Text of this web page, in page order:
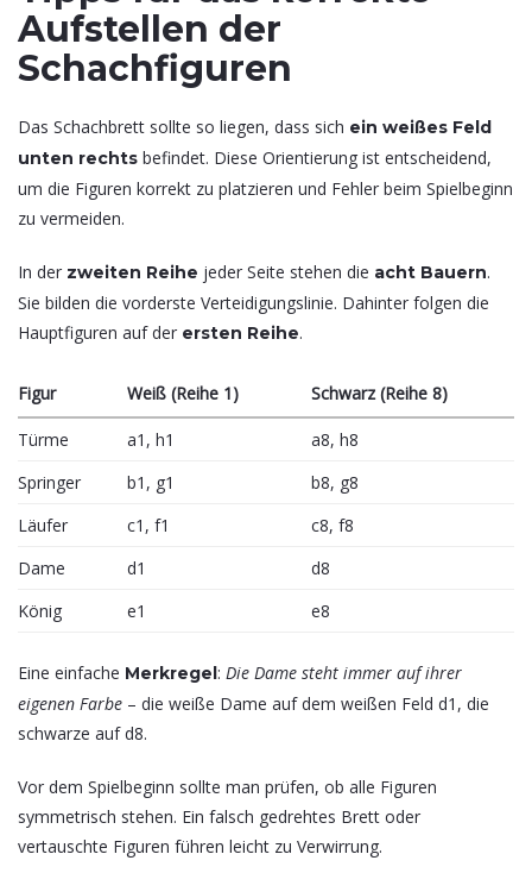
Aufstellen der
Schachfiguren
Das Schachbrett sollte so liegen, dass sich ein weißes Feld
unten rechts befindet. Diese Orientierung ist entscheidend,
um die Figuren korrekt zu platzieren und Fehler beim Spielbeginn
zu vermeiden.
In der zweiten Reihe jeder Seite stehen die acht Bauern.
Sie bilden die vorderste Verteidigungslinie. Dahinter folgen die
Hauptfiguren auf der ersten Reihe.
Figur Weiß (Reihe 1) Schwarz (Reihe 8)
Türme a1, h1
a8, h8
Springer
b1, g1
b8, g8
Läufer
c1, f1
c8, f8
Dame
d1
d8
König
e1 e8
Eine einfache Merkregel: Die Dame steht immer auf ihrer
eigenen Farbe – die weiße Dame auf dem weißen Feld d1, die
schwarze auf d8.
Vor dem Spielbeginn sollte man prüfen, ob alle Figuren
symmetrisch stehen. Ein falsch gedrehtes Brett oder
vertauschte Figuren führen leicht zu Verwirrung.